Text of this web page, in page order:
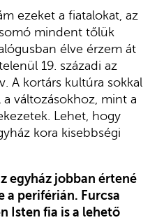
ezeket a fiatalokat, az
mindent tőlük
élve érzem át
19. századi az
A kortárs kultúra sokkal
változásokhoz, mint a
Lehet, hogy
kora kisebbségi
egyház jobban értené
a periférián. Furcsa
Isten fia is a lehető